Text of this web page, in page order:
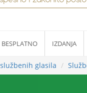
BESPLATNO IZDANJA
glasila